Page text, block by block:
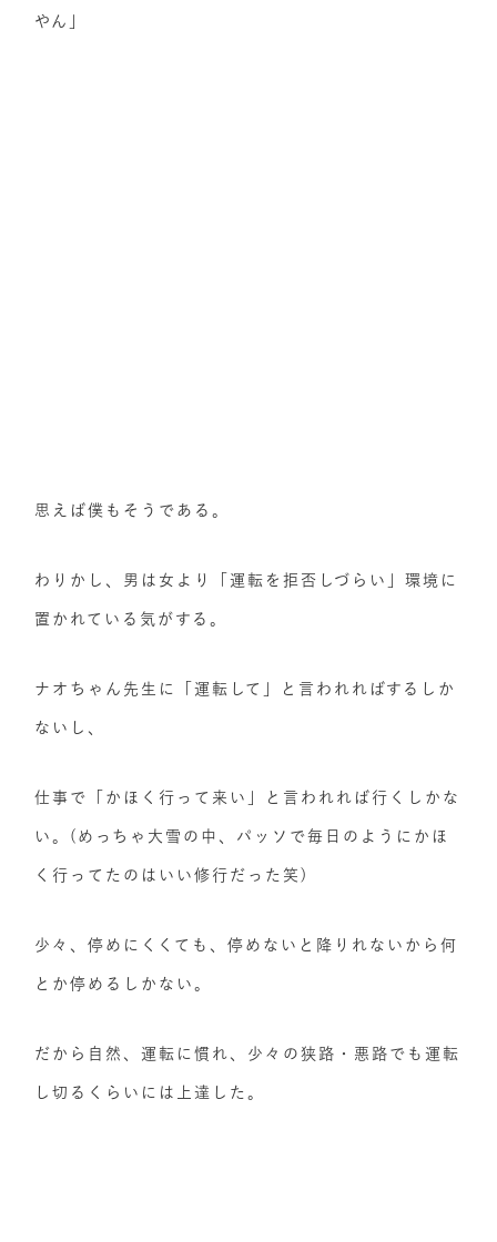
やん」
思えば僕もそうである。
わりかし、男は女より「運転を拒否しづらい」環境に
置かれている気がする。
ナオちゃん先生に「運転して」と言われればするしか
ないし、
仕事で「かほく行って来い」と言われれば行くしかな
い。(めっちゃ大雪の中、パッソで毎日のようにかほ
く行ってたのはいい修行だった笑)
少々、停めにくくても、停めないと降りれないから何
とか停めるしかない。
だから自然、運転に慣れ、少々の狭路・悪路でも運転
し切るくらいには上達した。